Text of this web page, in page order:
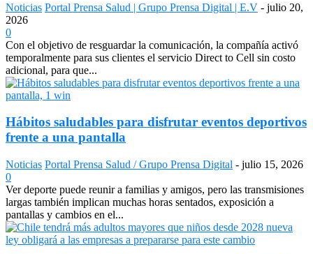
Noticias Portal Prensa Salud | Grupo Prensa Digital | E.V - julio 20,
2026
0
Con el objetivo de resguardar la comunicación, la compañía activó
temporalmente para sus clientes el servicio Direct to Cell sin costo
adicional, para que...
Hábitos saludables para disfrutar eventos deportivos
frente a una pantalla
Noticias Portal Prensa Salud / Grupo Prensa Digital - julio 15, 2026
0
Ver deporte puede reunir a familias y amigos, pero las transmisiones
largas también implican muchas horas sentados, exposición a
pantallas y cambios en el...